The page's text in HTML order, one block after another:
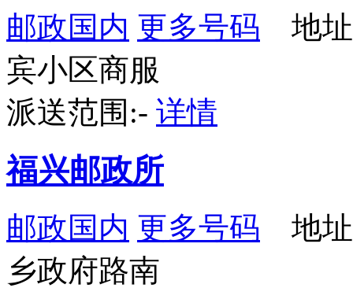
邮政国内 更多号码 地址
宾小区商服
派送范围:- 详情
福兴邮政所
邮政国内 更多号码 地址
乡政府路南